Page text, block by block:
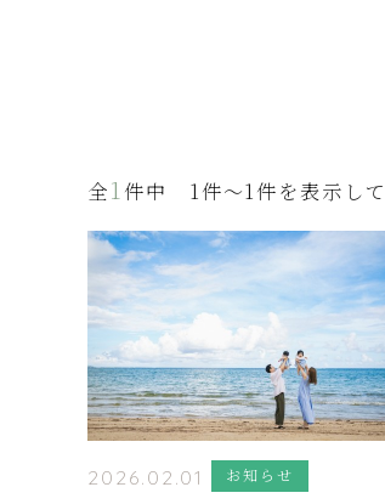
全1 件中 1件～1件を表示して
2026.02.01 お知らせ